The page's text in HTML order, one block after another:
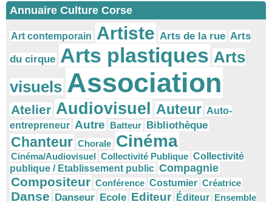
Annuaire Culture Corse
Art contemporain Artiste Arts de la rue Arts
du cirque Arts plastiques Arts
visuels Association
Atelier Audiovisuel Auteur Auto-
entrepreneur Autre Batteur Bibliothèque
Chanteur Chorale Cinéma
Cinéma/Audiovisuel Collectivité Publique Collectivité
publique / Etablissement public Compagnie
Compositeur Conférence Costumier Créatrice
Danse Danseur Ecole Editeur Éditeur Ensemble